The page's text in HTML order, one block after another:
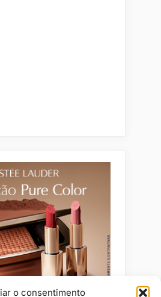
o consentimento